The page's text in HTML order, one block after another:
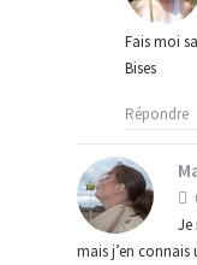
Fais moi
Bises
Répondre
Je
mais j’en